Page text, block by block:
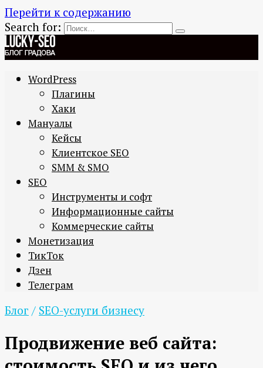
Перейти к содержанию
Search for:
WordPress
Плагины
Хаки
Мануалы
Кейсы
Клиентское SEO
SMM & SMO
SEO
Инструменты и софт
Информационные сайты
Коммерческие сайты
Монетизация
ТикТок
Дзен
Телеграм
Блог / SEO-услуги бизнесу
Продвижение веб сайта: